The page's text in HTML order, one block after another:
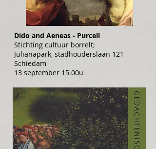
Dido and Aeneas - Purcell
Stichting cultuur borrelt;
Julianapark, stadhouderslaan 121
Schiedam
13 september 15.00u